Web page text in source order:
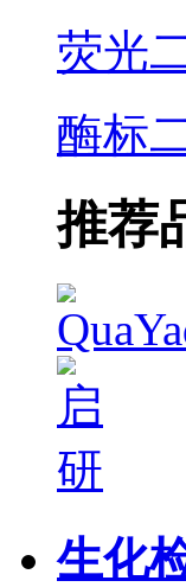
荧光
酶标
推荐
生化